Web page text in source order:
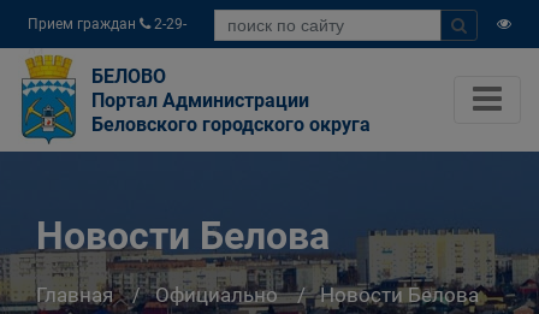
Прием граждан
2-29-
04
БЕЛОВО
Портал Администрации
Беловского городского округа
Новости Белова
Главная Официально Новости Белова